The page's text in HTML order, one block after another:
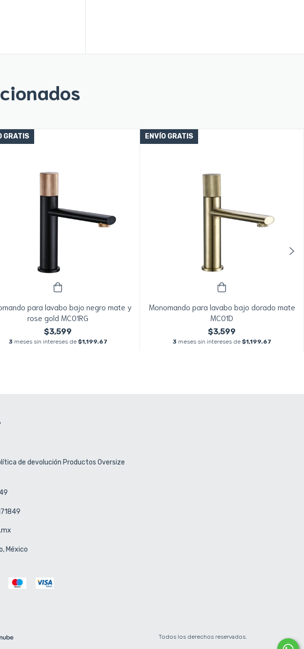
GRATIS
para lavabo bajo negro mate y
rose gold MC01RG
$3,599
3 meses sin intereses de $1,199.67
ENVÍO GRATIS
Monomando para lavabo bajo dorado mate
MC01D
$3,599
3 meses sin intereses de $1,199.67
de devolución Productos Oversize
México
Todos los derechos reservados.